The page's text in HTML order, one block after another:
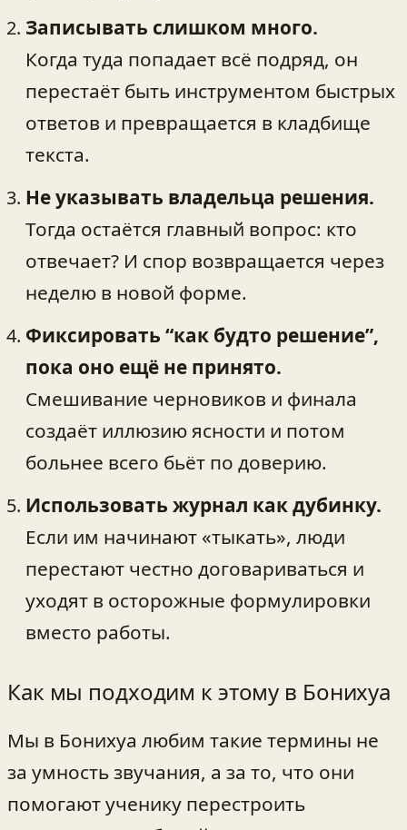
Записывать слишком много.
Когда туда попадает всё подряд, он
перестаёт быть инструментом быстрых
ответов и превращается в кладбище
текста.
Не указывать владельца решения.
Тогда остаётся главный вопрос: кто
отвечает? И спор возвращается через
неделю в новой форме.
Фиксировать “как будто решение”,
пока оно ещё не принято.
Смешивание черновиков и финала
создаёт иллюзию ясности и потом
больнее всего бьёт по доверию.
Использовать журнал как дубинку.
Если им начинают «тыкать», люди
перестают честно договариваться и
уходят в осторожные формулировки
вместо работы.
Как мы подходим к этому в Бонихуа
Мы в Бонихуа любим такие термины не
за умность звучания, а за то, что они
помогают ученику перестроить